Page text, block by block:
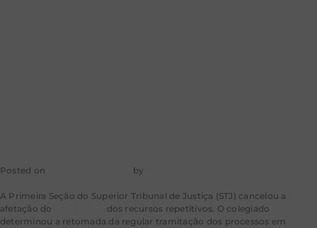
Posted on by
A Primeira Seção do Superior Tribunal de Justiça (STJ) cancelou a
afetação do
dos recursos repetitivos. O colegiado
determinou a retomada da regular tramitação dos processos em